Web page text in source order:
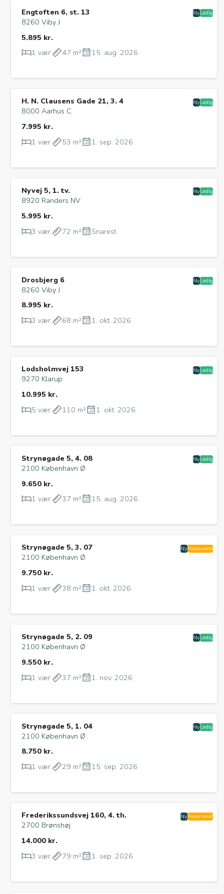
NyLedig
Engtoften 6, st. 13
8260 Viby J
5.895 kr.
1 vær.
47 m² 15. aug. 2026
NyLedig
H. N. Clausens Gade 21, 3. 4
8000 Aarhus C
7.995 kr.
1 vær.
53 m² 1. sep. 2026
NyLedig
Nyvej 5, 1. tv.
8920 Randers NV
5.995 kr.
3 vær.
72 m² Snarest
NyLedig
Drosbjerg 6
8260 Viby J
8.995 kr.
3 vær.
68 m² 1. okt. 2026
NyLedig
Lodsholmvej 153
9270 Klarup
10.995 kr.
5 vær.
110 m² 1. okt. 2026
NyLedig
Strynøgade 5, 4. 08
2100 København Ø
9.650 kr.
1 vær.
37 m² 15. aug. 2026
NyReserveret
Strynøgade 5, 3. 07
2100 København Ø
9.750 kr.
1 vær.
38 m² 1. okt. 2026
NyLedig
Strynøgade 5, 2. 09
2100 København Ø
9.550 kr.
1 vær.
37 m² 1. nov. 2026
NyLedig
Strynøgade 5, 1. 04
2100 København Ø
8.750 kr.
1 vær.
29 m² 15. sep. 2026
NyReserveret
Frederikssundsvej 160, 4. th.
2700 Brønshøj
14.000 kr.
3 vær.
79 m² 1. sep. 2026